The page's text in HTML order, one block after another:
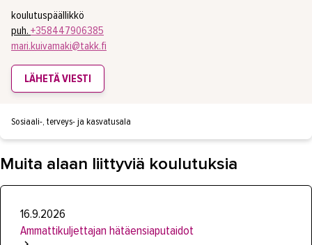
koulutuspäällikkö
puh. +358447906385
mari.kuivamaki@takk.fi
LÄHETÄ VIESTI
Sosiaali-, terveys- ja kasvatusala
Muita alaan liittyviä koulutuksia
16.9.2026
Ammattikuljettajan hätäensiaputaidot